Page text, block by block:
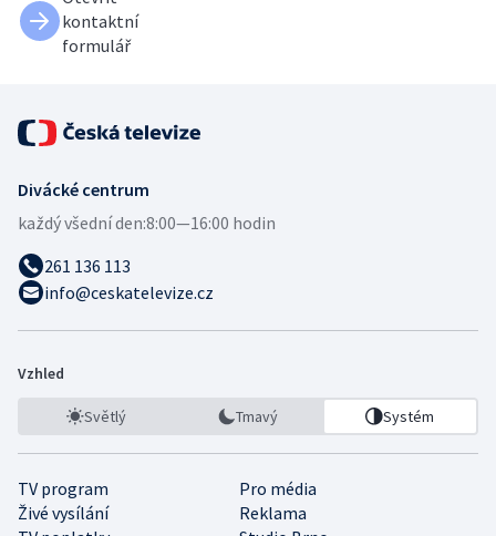
kontaktní
formulář
Divácké centrum
každý všední den:8:00—16:00 hodin
261 136 113
info@ceskatelevize.cz
Vzhled
Světlý Tmavý Systém
TV program
Pro média
Živé vysílání
Reklama